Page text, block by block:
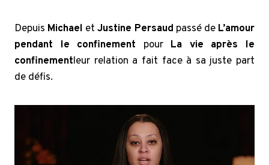
Depuis Michael etJustine Persaud passé de L’amour
pendant le confinement pour La vie après le
confinementleur relation a fait face à sa juste part
de défis.